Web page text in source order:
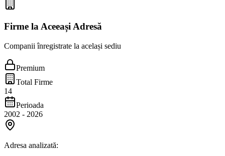
Firme la Aceeași Adresă
Companii înregistrate la același sediu
Premium
Total Firme
14
Perioada
2002 - 2026
Adresa analizată: